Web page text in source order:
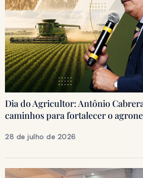
Dia do Agricultor: Antônio
caminhos para fortalecer o
28 de julho de 2026